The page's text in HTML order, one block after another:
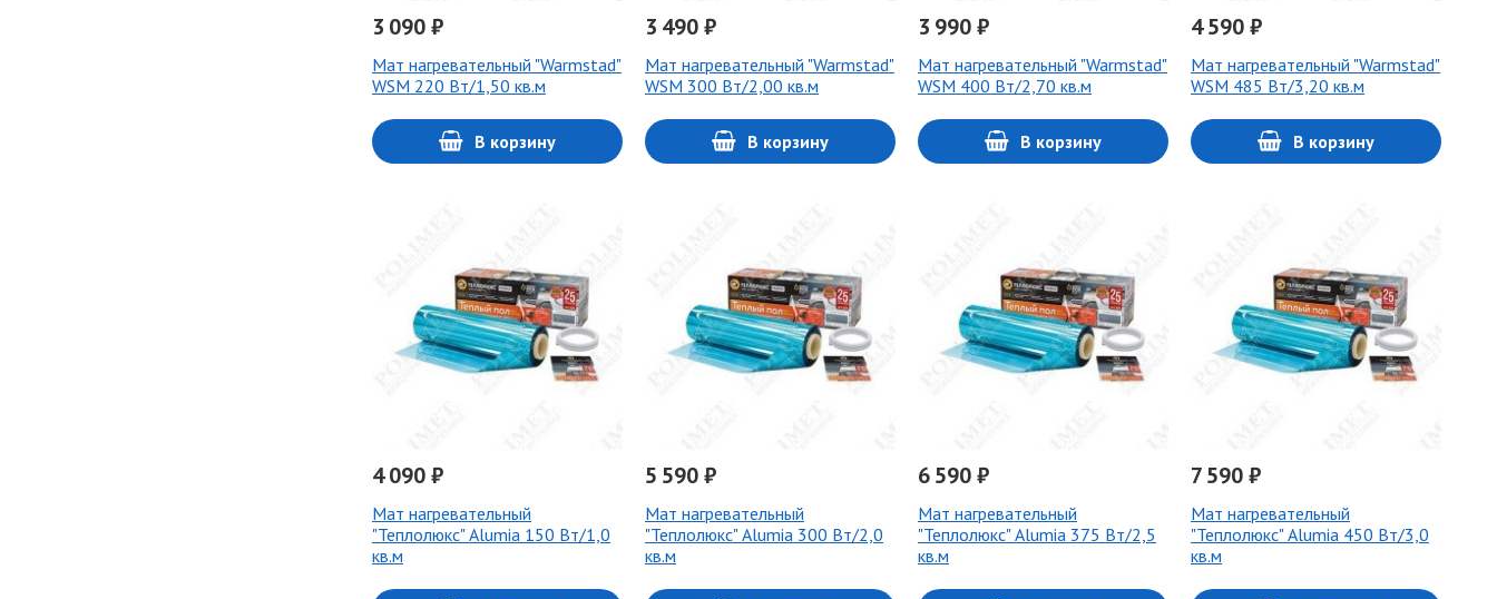
3 090 ₽
Мат нагревательный "Warmstad"
WSM 220 Вт/1,50 кв.м
В корзину
3 490 ₽
Мат нагревательный "Warmstad"
WSM 300 Вт/2,00 кв.м
В корзину
3 990 ₽
Мат нагревательный "Warmstad"
WSM 400 Вт/2,70 кв.м
В корзину
4 590 ₽
Мат нагревательный "Warmstad"
WSM 485 Вт/3,20 кв.м
В корзину
4 090 ₽
Мат нагревательный
"Теплолюкс" Alumia 150 Вт/1,0
кв.м
5 590 ₽
Мат нагревательный
"Теплолюкс" Alumia 300 Вт/2,0
кв.м
6 590 ₽
Мат нагревательный
"Теплолюкс" Alumia 375 Вт/2,5
кв.м
7 590 ₽
Мат нагревательный
"Теплолюкс" Alumia 450 Вт/3,0
кв.м